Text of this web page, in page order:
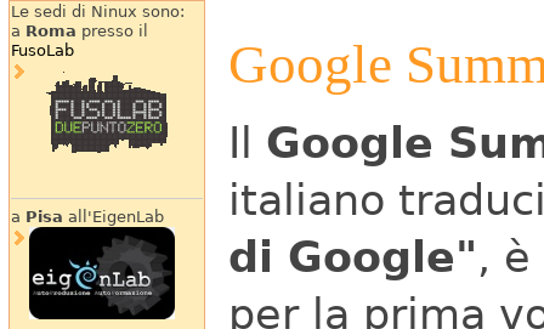
Le sedi di Ninux sono:
a Roma presso il
FusoLab
a Pisa all'EigenLab
Google
Il Google
italiano
di Google",
per la prima